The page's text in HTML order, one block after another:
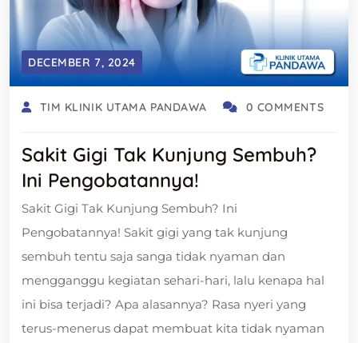
DECEMBER 7, 2024
TIM KLINIK UTAMA PANDAWA 0 COMMENTS
Sakit Gigi Tak Kunjung Sembuh?
Ini Pengobatannya!
Sakit Gigi Tak Kunjung Sembuh? Ini
Pengobatannya! Sakit gigi yang tak kunjung
sembuh tentu saja sanga tidak nyaman dan
mengganggu kegiatan sehari-hari, lalu kenapa hal
ini bisa terjadi? Apa alasannya? Rasa nyeri yang
terus-menerus dapat membuat kita tidak nyaman